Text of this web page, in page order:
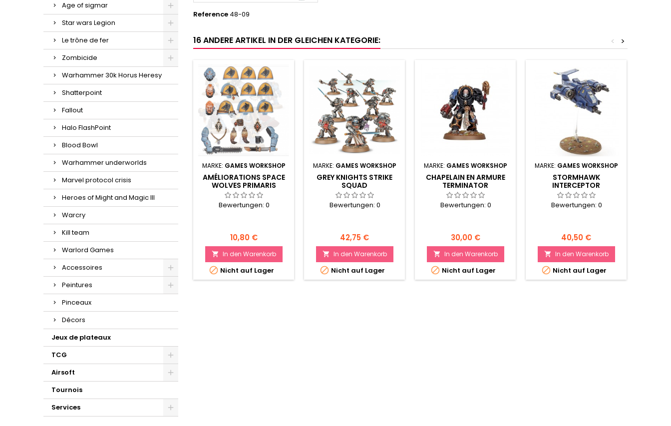
Age of sigmar
Star wars Legion
Le trône de fer
Zombicide
Warhammer 30k Horus Heresy
Shatterpoint
Fallout
Halo FlashPoint
Blood Bowl
Warhammer underworlds
Marvel protocol crisis
Heroes of Might and Magic III
Warcry
Kill team
Warlord Games
Accessoires
Peintures
Pinceaux
Décors
Jeux de plateaux
TCG
Airsoft
Tournois
Services
Reference 48-09
16 ANDERE ARTIKEL IN DER GLEICHEN KATEGORIE: >
<
MARKE: GAMES WORKSHOP
AMÉLIORATIONS SPACE
WOLVES PRIMARIS
Bewertungen: 0
Preis
10,80 €
 In den Warenkorb
 Nicht auf Lager
MARKE: GAMES WORKSHOP
GREY KNIGHTS STRIKE
SQUAD
Bewertungen: 0
Preis
42,75 €
 In den Warenkorb
 Nicht auf Lager
MARKE: GAMES WORKSHOP
CHAPELAIN EN ARMURE
TERMINATOR
Bewertungen: 0
Preis
30,00 €
 In den Warenkorb
 Nicht auf Lager
MARKE: GAMES WORKSHOP
STORMHAWK
INTERCEPTOR
Bewertungen: 0
Preis
40,50 €
 In den Warenkorb
 Nicht auf Lager